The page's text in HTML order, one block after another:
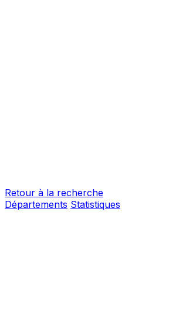
Retour à la recherche
Départements Statistiques